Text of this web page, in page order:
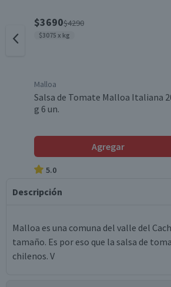
$3690$4290
$3075 x kg
Malloa
Salsa de Tomate Malloa Italiana
g 6 un.
Agregar
5.0
Descripción
Malloa es una comuna del valle del
tamaño. Es por eso que la salsa de
chilenos. V